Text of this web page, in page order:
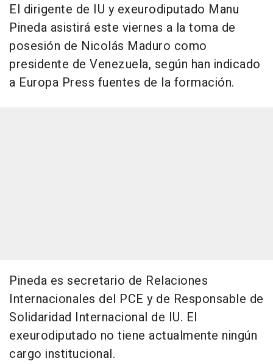
El dirigente de IU y exeurodiputado Manu
Pineda asistirá este viernes a la toma de
posesión de Nicolás Maduro como
presidente de Venezuela, según han indicado
a Europa Press fuentes de la formación.
Pineda es secretario de Relaciones
Internacionales del PCE y de Responsable de
Solidaridad Internacional de IU. El
exeurodiputado no tiene actualmente ningún
cargo institucional.